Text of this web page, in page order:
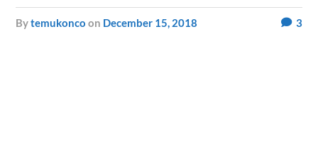
bytemukonco on December 15, 2018 3